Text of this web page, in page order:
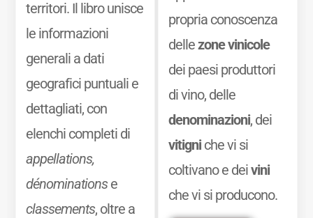
territori. Il libro unisce
le informazioni
generali a dati
geografici puntuali e
dettagliati, con
elenchi completi di
appellations,
dénominationse
classements, oltre a
propria conoscenza
dellezone vinicole
dei paesi produttori
di vino, delle
denominazioni, dei
vitigniche vi si
coltivano e deivini
che vi si producono.